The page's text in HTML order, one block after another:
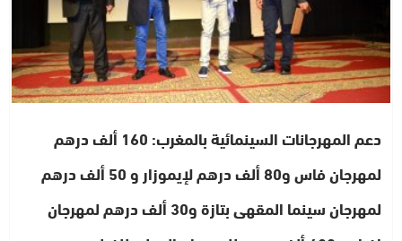
دعم المهرجانات السينمائية بالمغرب: 160 ألف درهم
لمهرجان فاس و80 ألف درهم لإيموزار و 50 ألف درهم
لمهرجان سينما المقهى بتازة و30 ألف درهم لمهرجان